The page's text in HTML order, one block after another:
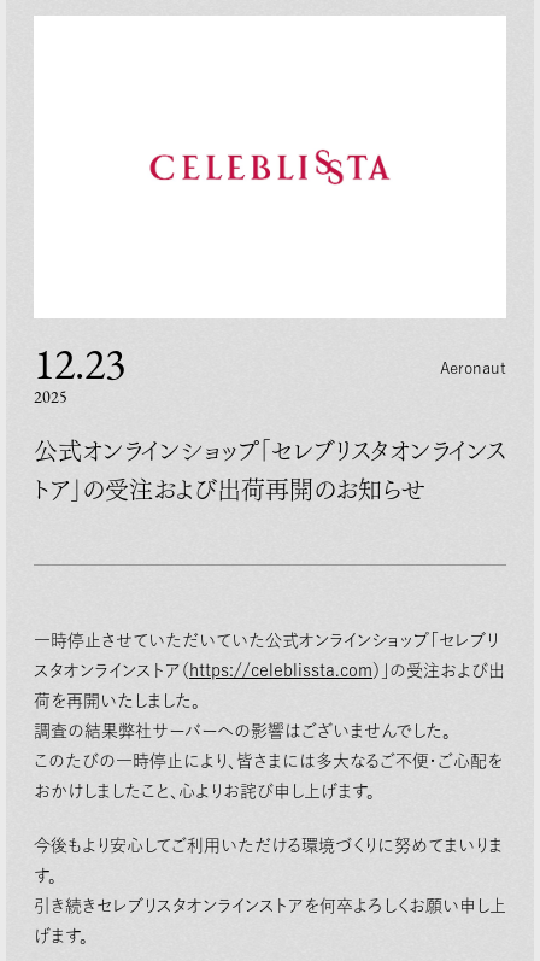
12.23
2025
Aeronaut
公式オンラインショップ「セレブリスタオンラインス
トア」の受注および出荷再開のお知らせ
一時停止させていただいていた公式オンラインショップ「セレブリ
スタオンラインストア（ https://celeblissta.com ）」の受注および出
荷を再開いたしました。
調査の結果弊社サーバーへの影響はございませんでした。
このたびの一時停止により、皆さまには多大なるご不便・ご心配を
おかけしましたこと、心よりお詫び申し上げます。
今後もより安心してご利用いただける環境づくりに努めてまいりま
す。
引き続きセレブリスタオンラインストアを何卒よろしくお願い申し上
げます。